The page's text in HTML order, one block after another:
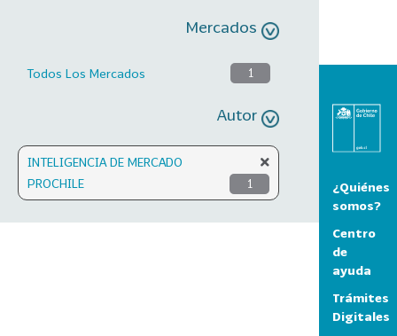
Mercados
Todos Los Mercados 1
Autor
INTELIGENCIA DE MERCADO
PROCHILE
1
¿Quiénes
somos?
Centro
de
ayuda
Trámites
Digitales